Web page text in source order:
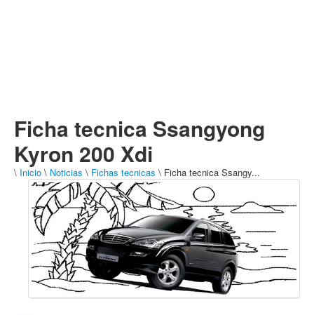
Ficha tecnica Ssangyong
Kyron 200 Xdi
\ Inicio \ Noticias \ Fichas tecnicas \ Ficha tecnica Ssangy...